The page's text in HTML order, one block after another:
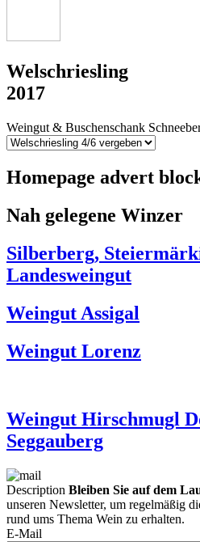
Welschriesling
2017
Weingut & Buschenschank
Homepage advert
Nah gelegene Winzer
Silberberg,
Landesweingut
Weingut Assigal
Weingut Lorenz
Weingut Hirschmugl
Seggauberg
Description Bleiben Sie auf dem
unseren Newsletter, um regelmäßig
rund ums Thema Wein zu erhalten.
E-Mail